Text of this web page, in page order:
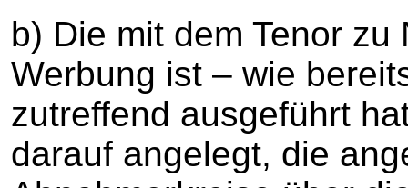
b) Die mit dem Tenor
Werbung ist – wie
zutreffend ausgeführt
darauf angelegt, die